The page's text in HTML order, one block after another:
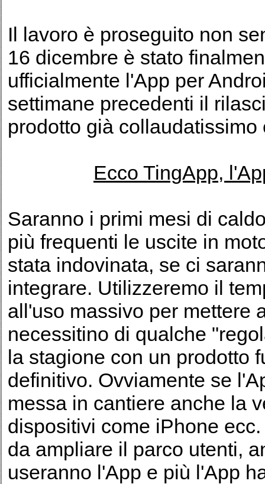
Il lavoro è proseguito non
16 dicembre è stato
ufficialmente l'App per
settimane precedenti il
prodotto già collaudatissimo
Ecco TingApp,
Saranno i primi mesi di
più frequenti le uscite in
stata indovinata, se ci
integrare. Utilizzeremo il
all'uso massivo per mettere
necessitino di qualche
la stagione con un prodotto
definitivo. Ovviamente se
messa in cantiere anche la
dispositivi come iPhone
da ampliare il parco utenti,
useranno l'App e più l'App